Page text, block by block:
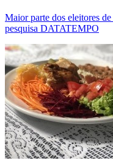
Maior parte dos eleitores
pesquisa DATATEMPO